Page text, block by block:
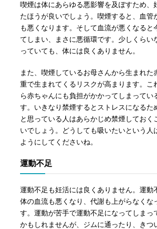
喫煙は体にあらゆる悪影響を及ぼすため、
たほうが良いでしょう。喫煙すると、血管
も悪くなります。そして血流が悪くなると
てしまい、まさに悪循環です。少しくらい
っていても、体には良くありません。
また、喫煙しているお母さんから生まれた
重で生まれてくるリスクが高まります。こ
ら赤ちゃんにも負担がかかってしまってい
す。いきなり禁煙するとストレスになるた
と思っている人はあらかじめ禁煙しておく
いでしょう。どうしても吸いたいという人
ようにしてくださいね。
運動不足
運動不足も妊活には良くありません。運動
体の血流も悪くなり、代謝も上がらなくな
す。運動が苦手で運動不足になってしまっ
かもしれませんが、ジムに通ったり、きつ